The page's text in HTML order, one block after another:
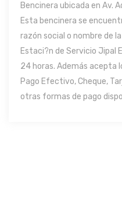
Bencinera ubicada en Av.
Esta bencinera se
razón social o nombre de
Estaci?n de Servicio Jipal
24 horas. Además acepta
Pago Efectivo, Cheque,
otras formas de pago